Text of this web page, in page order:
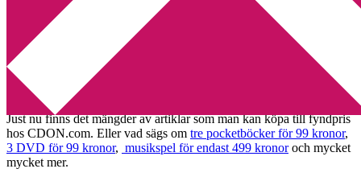
sommarrear
CDON.com sommarrear
2010-06-21 by
Just nu finns det mängder av artiklar som man kan köpa till fyndpris
hos CDON.com. Eller vad sägs om tre pocketböcker för 99 kronor,
3 DVD för 99 kronor, musikspel för endast 499 kronoroch mycket
mycket mer.